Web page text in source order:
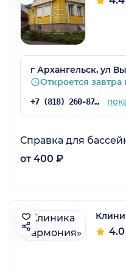
г Архангельск, ул
Откроется завтра
+7 (818) 260-87-08
Справка для
от 400 ₽
4.0